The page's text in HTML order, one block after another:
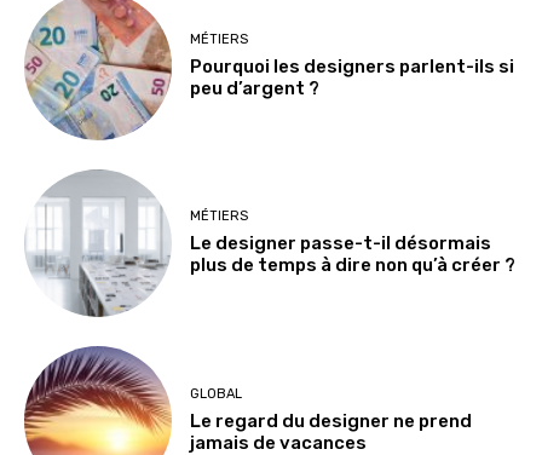
MÉTIERS
Pourquoi les designers parlent-ils si
peu d’argent ?
MÉTIERS
Le designer passe-t-il désormais
plus de temps à dire non qu’à créer ?
GLOBAL
Le regard du designer ne prend
jamais de vacances